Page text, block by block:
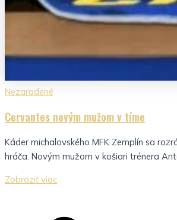
Nezaradené
Cervantes novým mužom v tíme
Káder michalovského MFK Zemplín sa
hráča. Novým mužom v košiari trénera
Zobraziť viac